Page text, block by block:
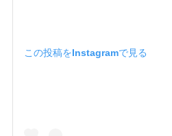
この投稿をInstagramで見る